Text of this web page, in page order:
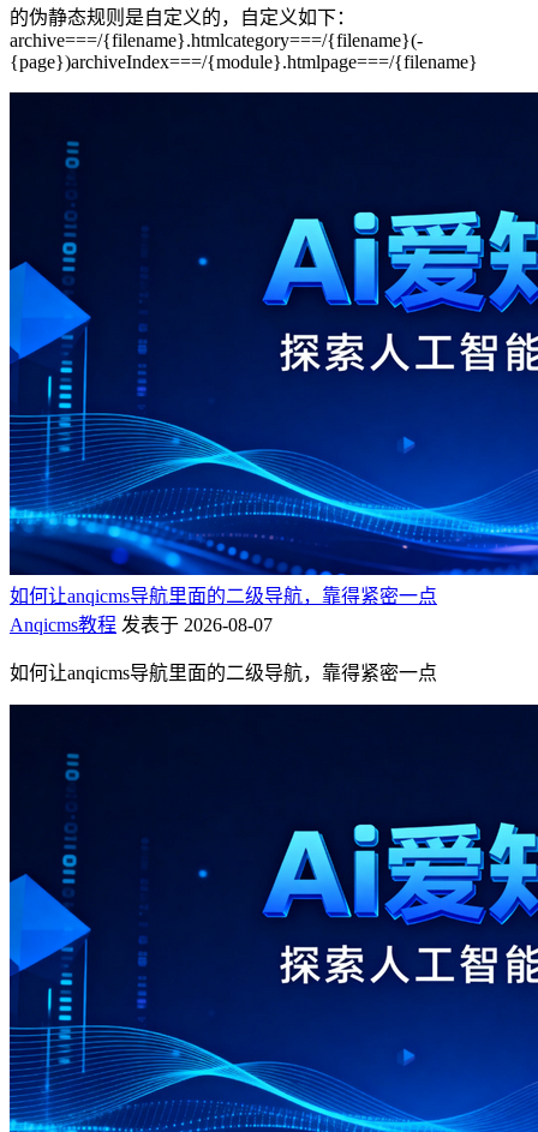
的伪静态规则是自定义的，自定义如下：
archive===/{filename}.htmlcategory===/{filename}(-
{page})archiveIndex===/{module}.htmlpage===/{filename}
如何让anqicms导航里面的二级导航，靠得紧密一点
Anqicms教程 发表于 2026-08-07
如何让anqicms导航里面的二级导航，靠得紧密一点